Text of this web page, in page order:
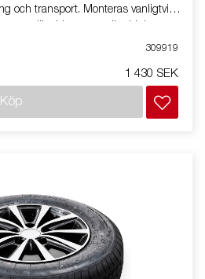
och transport. Monteras vanligtvis i
där drivmattan eller hjulen
rutmönstret minskar risken för
Traction Grid.
309919
1 430 SEK
Köp